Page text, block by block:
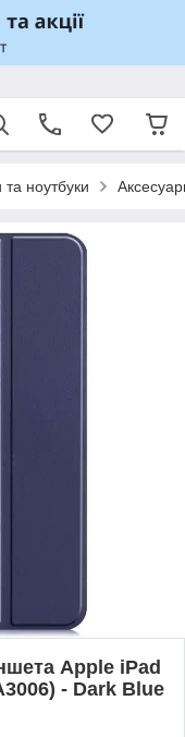
ноутбуки
Apple iPad
- Dark Blue